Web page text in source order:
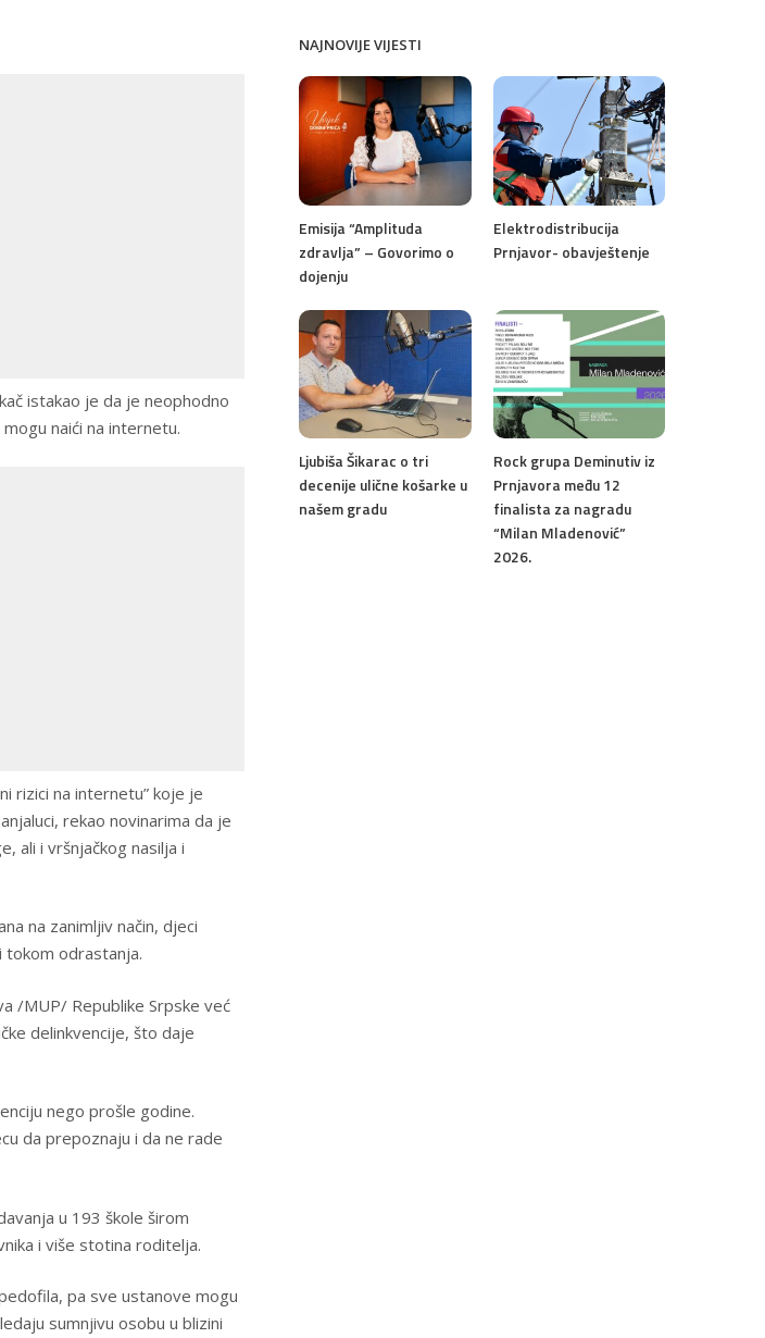
istakao je da je neophodno
naići na internetu.
rizici na internetu” koje je
rekao novinarima da je
ali i vršnjačkog nasilja i
na zanimljiv način, djeci
odrastanja.
/MUP/ Republike Srpske već
delinkvencije, što daje
nego prošle godine.
da prepoznaju i da ne rade
u 193 škole širom
i više stotina roditelja.
pa sve ustanove mogu
sumnjivu osobu u blizini
NAJNOVIJE VIJESTI
Emisija “Amplituda
zdravlja” – Govorimo o
dojenju
Elektrodistribucija
Prnjavor- obavještenje
Ljubiša Šikarac o tri
decenije ulične košarke u
našem gradu
Rock grupa Deminutiv iz
Prnjavora među 12
finalista za nagradu
“Milan Mladenović”
2026.